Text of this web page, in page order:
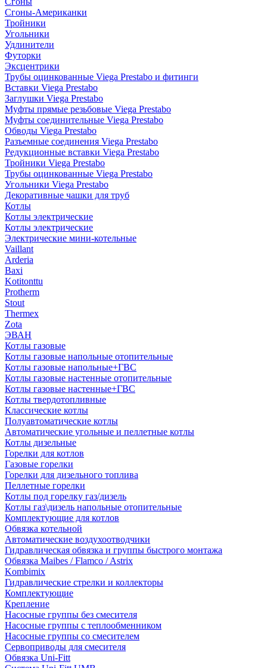
Сгоны-Американки
Тройники
Угольники
Удлинители
Футорки
Эксцентрики
Трубы оцинкованные Viega Prestabo и фитинги
Вставки Viega Prestabo
Заглушки Viega Prestabo
Муфты прямые резьбовые Viega Prestabo
Муфты соединительные Viega Prestabo
Обводы Viega Prestabo
Разъемные соединения Viega Prestabo
Редукционные вставки Viega Prestabo
Тройники Viega Prestabo
Трубы оцинкованные Viega Prestabo
Угольники Viega Prestabo
Декоративные чашки для труб
Котлы
Котлы электрические
Котлы электрические
Электрические мини-котельные
Vaillant
Arderia
Baxi
Kotitonttu
Protherm
Stout
Thermex
Zota
ЭВАН
Котлы газовые
Котлы газовые напольные отопительные
Котлы газовые напольные+ГВС
Котлы газовые настенные отопительные
Котлы газовые настенные+ГВС
Котлы твердотопливные
Классические котлы
Полуавтоматические котлы
Автоматические угольные и пеллетные котлы
Котлы дизельные
Горелки для котлов
Газовые горелки
Горелки для дизельного топлива
Пеллетные горелки
Котлы под горелку газ/дизель
Котлы газ\дизель напольные отопительные
Комплектующие для котлов
Обвязка котельной
Автоматические воздухоотводчики
Гидравлическая обвязка и группы быстрого монтажа
Обвязка Maibes / Flamco / Astrix
Kombimix
Гидравлические стрелки и коллекторы
Комплектующие
Крепление
Насосные группы без смесителя
Насосные группы с теплообменником
Насосные группы со смесителем
Сервоприводы для смесителя
Обвязка Uni-Fitt